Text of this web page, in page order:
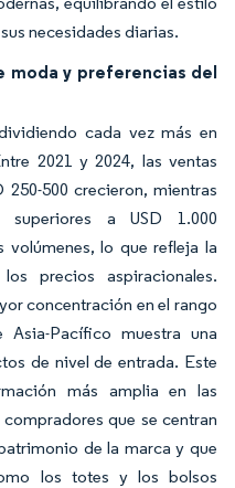
necesidades diarias.
moda y preferencias del
cada vez más en
2021 y 2024, las ventas
500 crecieron, mientras
a USD 1.000
volúmenes, lo que refleja la
precios aspiracionales.
concentración en el rango
Asia-Pacífico muestra una
de nivel de entrada. Este
más amplia en las
que se centran
de la marca y que
los totes y los bolsos